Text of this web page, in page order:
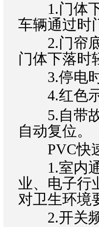
1.门体下
车辆通过时
2.门帘底
门体下落时
3.停电时
4.红色示
5.自带故
自动复位。
PVC快速
1.室内通
业、电子行
对卫生环境
2.开关频